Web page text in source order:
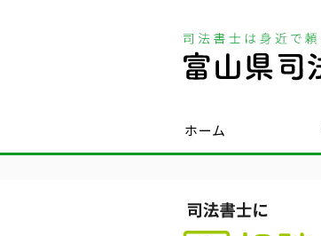
ホーム